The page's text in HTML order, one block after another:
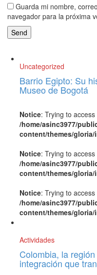
Guarda mi nombre,
navegador para la próxima
Uncategorized
Barrio Egipto: Su
Museo de Bogotá
Notice: Trying to
/home/asinc3977/
content/themes/
Notice: Trying to
/home/asinc3977/
content/themes/
Notice: Trying to
/home/asinc3977/
content/themes/
Actividades
Colombia, la
integración que